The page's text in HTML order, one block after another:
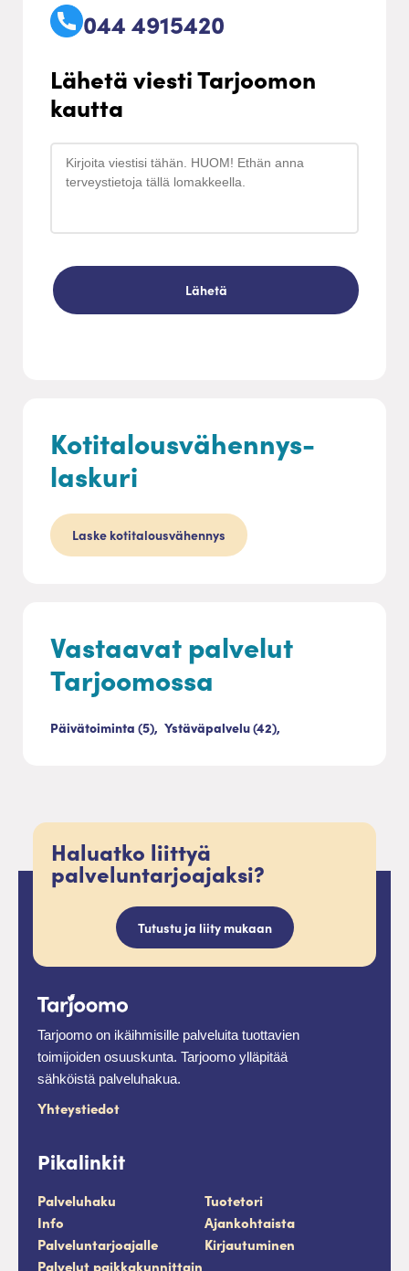
Vastaavat palvelut
Tarjoomossa
Päivätoiminta (5), Ystäväpalvelu (42),
044 4915420
Lähetä viesti Tarjoomon
kautta
Kotitalousvähennys-
laskuri
Laske kotitalousvähennys
Haluatko liittyä
palveluntarjoajaksi?
Tutustu ja liity mukaan
Tarjoomo on ikäihmisille palveluita tuottavien
toimijoiden osuuskunta. Tarjoomo ylläpitää
sähköistä palveluhakua.
Yhteystiedot
Pikalinkit
Palveluhaku
Tuotetori
Info
Ajankohtaista
Palveluntarjoajalle
Kirjautuminen
Palvelut paikkakunnittain